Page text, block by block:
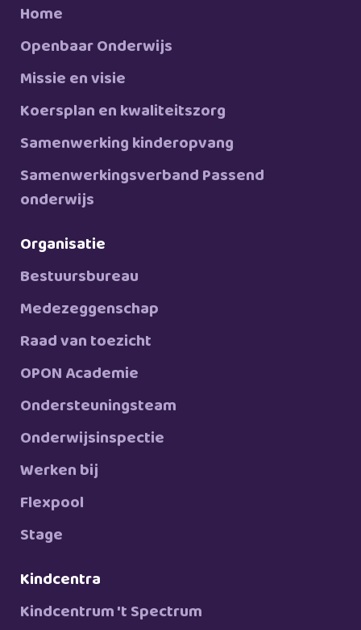
Home
Openbaar Onderwijs
Missie en visie
Koersplan en kwaliteitszorg
Samenwerking kinderopvang
Samenwerkingsverband Passend
onderwijs
Organisatie
Bestuursbureau
Medezeggenschap
Raad van toezicht
OPON Academie
Ondersteuningsteam
Onderwijsinspectie
Werken bij
Flexpool
Stage
Kindcentra
Kindcentrum 't Spectrum